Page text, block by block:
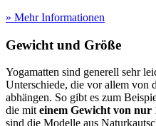
» Mehr Informationen
Gewicht und Größe
Yogamatten sind generell sehr
Unterschiede, die vor allem von
abhängen. So gibt es zum
die miteinem Gewicht von nur
sind die Modelle aus